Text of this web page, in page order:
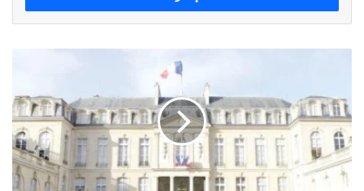
من
زمن
الكلام
الى
الأفعال؟